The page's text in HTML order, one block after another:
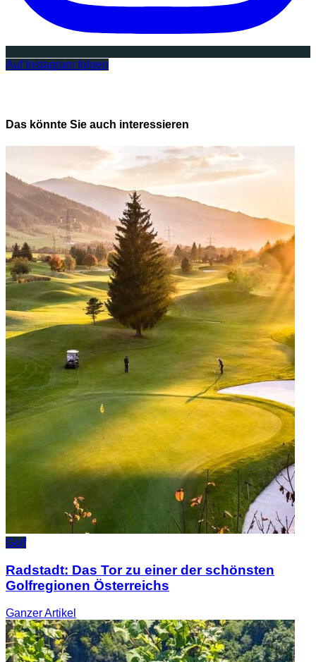
Auf Instagram folgen
Das könnte Sie auch interessieren
Golf
Radstadt: Das Tor zu einer der schönsten
Golfregionen Österreichs
GanzerArtikel